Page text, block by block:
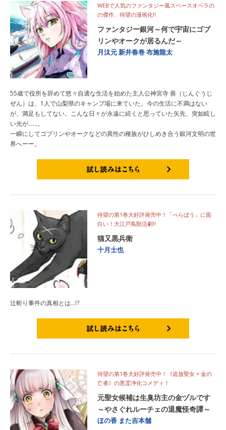
WEBで人気のファンタジー風スペースオペラの
の傑作、待望の漫画化‼︎
ファンタジー銀河～何で宇宙にゴブ
リンやオークが居るんだ～
月汰元新井春巻布施龍太
55歳で役所を辞めて悠々自適な生活を始めた主人公神宮寺 善（じんぐうじ
ぜん）は、1人で山梨県のキャンプ場に来ていた。今の生活に不満はない
が、満足もしてない。こんな日々が永遠に続くと思っていた矢先、突如眩し
い光が……。
一瞬にしてゴブリンやオークなどの異性の種族がひしめき合う銀河文明の世
界へーー。
待望の第1巻大好評発売中！「べらぼう」に面
白い！大江戸鳥獣活劇!!
猫又黒兵衛
十月士也
辻斬り事件の真相とは…!?
待望の第1巻大好評発売中！《追放聖女 × 金の
亡者》の悪霊浄化コメディ！
元聖女候補は生臭坊主の金ヅルです
～やさぐれルーチェの退魔怪奇譚～
ほの香 また吉本舗